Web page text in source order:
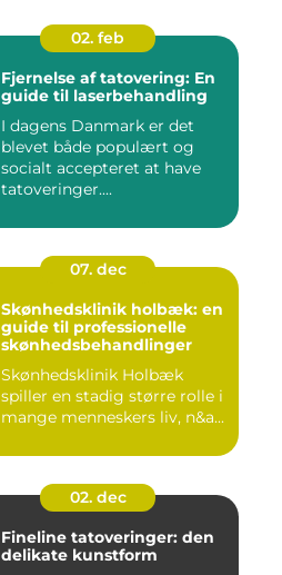
02. feb
Fjernelse af tatovering: En
guide til laserbehandling
I dagens Danmark er det
blevet både populært og
socialt accepteret at have
tatoveringer....
07. dec
Skønhedsklinik holbæk: en
guide til professionelle
skønhedsbehandlinger
Skønhedsklinik Holbæk
spiller en stadig større rolle i
mange menneskers liv, n&a...
02. dec
Fineline tatoveringer: den
delikate kunstform